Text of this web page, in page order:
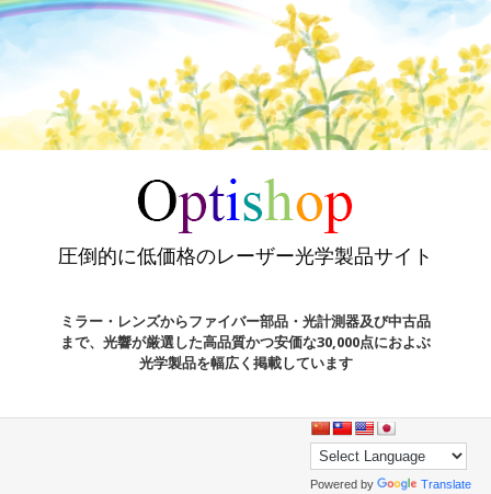
圧倒的に低価格のレーザー光学製品サイト
ミラー・レンズからファイバー部品・光計測器及び中古品
まで、光響が厳選した高品質かつ安価な30,000点におよぶ
光学製品を幅広く掲載しています
Powered by Translate